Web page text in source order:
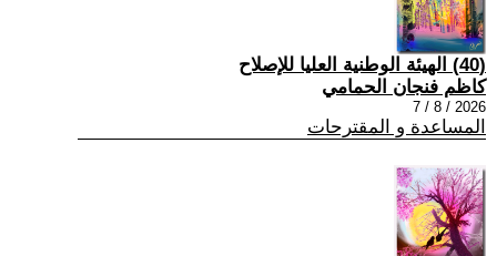
(40) الهيئة الوطنية العليا للإصلاح
كاظم فنجان الحمامي
2026 / 8 / 7
المساعدة و المقترحات